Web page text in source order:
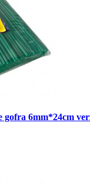
gofra 6mm*24cm